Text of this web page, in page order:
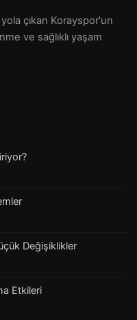
çıkan Korayspor'un
ve sağlıklı yaşam
Değişiklikler
Etkileri